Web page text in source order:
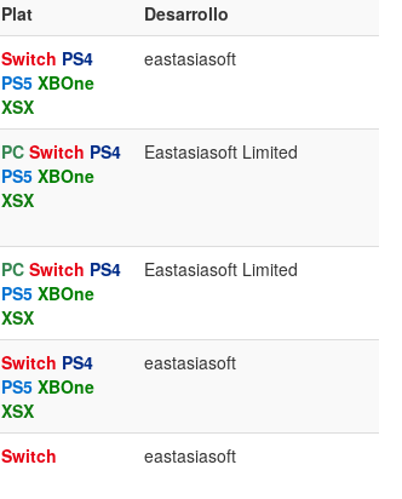
Plat
Desarrollo
Switch PS4
PS5 XBOne
XSX
eastasiasoft
PC Switch PS4
PS5 XBOne
XSX
Eastasiasoft Limited
PC Switch PS4
PS5 XBOne
XSX
Eastasiasoft Limited
Switch PS4
PS5 XBOne
XSX
eastasiasoft
Switch eastasiasoft